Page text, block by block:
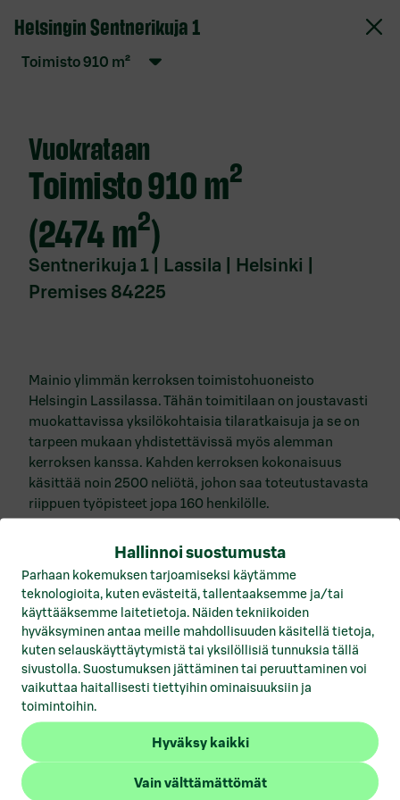
Hallinnoi suostumusta
Parhaan kokemuksen tarjoamiseksi käytämme
teknologioita, kuten evästeitä, tallentaaksemme ja/tai
käyttääksemme laitetietoja. Näiden tekniikoiden
hyväksyminen antaa meille mahdollisuuden käsitellä tietoja,
kuten selauskäyttäytymistä tai yksilöllisiä tunnuksia tällä
sivustolla. Suostumuksen jättäminen tai peruuttaminen voi
vaikuttaa haitallisesti tiettyihin ominaisuuksiin ja
toimintoihin.
Hyväksy kaikki
Vain välttämättömät
Helsingin Sentnerikuja 1
toimisto910 m²
Vuokrataan
toimisto910 m²
(2474 m²)
Sentnerikuja 1 | Lassila | Helsinki |
Premises 84225
Mainio ylimmän kerroksen toimistohuoneisto
Helsingin Lassilassa. Tähän toimitilaan on joustavasti
muokattavissa yksilökohtaisia tilaratkaisuja ja se on
tarpeen mukaan yhdistettävissä myös alemman
kerroksen kanssa. Kahden kerroksen kokonaisuus
käsittää noin 2500 neliötä, johon saa toteutustavasta
riippuen työpisteet jopa 160 henkilölle.
1/2
S-Pankki Vuokrattavat toimitilat
Tietosuojaseloste
Saavutettavuusseloste
Anna palautetta
Ota yhteyttä
Toimitilat
Vuokrattavat toimitilat Hämeenlinna
Vuokrattavat toimitilat Helsinki
Vuokrattavat toimitilat Joensuu
Vuokrattavat toimitilat Jyväskylä
Vuokrattavat toimitilat Kotka
Vuokrattavat toimitilat Kuopio
Vuokrattavat toimitilat Lahti
Vuokrattavat toimitilat Lohja
Vuokrattavat toimitilat Mikkeli
Vuokrattavat toimitilat Pori
Vuokrattavat toimitilat Porvoo